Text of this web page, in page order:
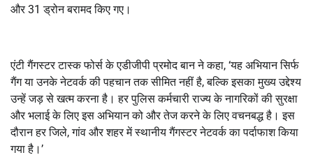
और 31 ड्रोन बरामद किए गए।
एंटी गैंगस्टर टास्क फोर्स के एडीजीपी प्रमोद बान ने कहा, ‘यह अभियान सिर्फ
गैंग या उनके नेटवर्क की पहचान तक सीमित नहीं है, बल्कि इसका मुख्य उद्देश्य
उन्हें जड़ से खत्म करना है। हर पुलिस कर्मचारी राज्य के नागरिकों की सुरक्षा
और भलाई के लिए इस अभियान को और तेज करने के लिए वचनबद्ध है। इस
दौरान हर जिले, गांव और शहर में स्थानीय गैंगस्टर नेटवर्क का पर्दाफाश किया
गया है।’